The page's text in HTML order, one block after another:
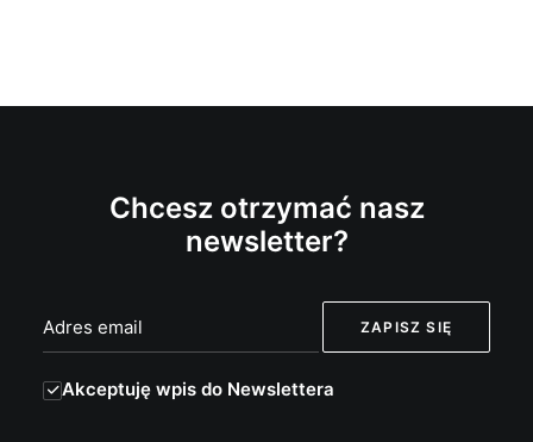
Chcesz otrzymać nasz
newsletter?
Akceptuję wpis do Newslettera